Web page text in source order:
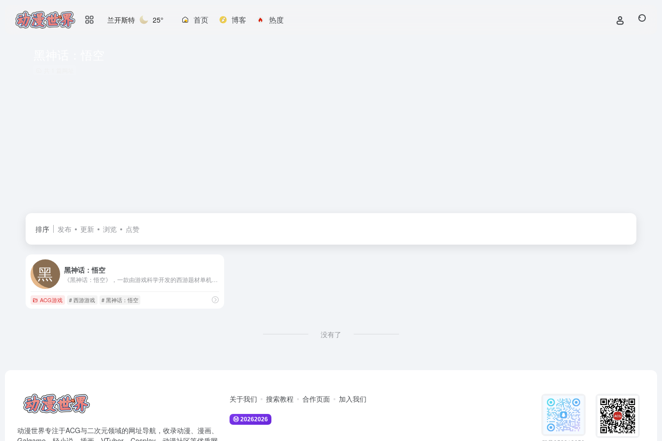
兰开斯特 25° 首页 博客 热度
排序 发布 更新 浏览 点赞
黑神话：悟空
ACG游戏 # 西游游戏 # 黑神话：悟空
没有了
动漫世界专注于ACG与二次元领域的网址导航，收录动漫、漫画、
关于我们 搜索教程 合作页面 加入我们